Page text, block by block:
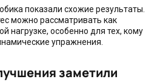
показали схожие результаты.
можно рассматривать как
нагрузке, особенно для тех, кому
упражнения.
заметили